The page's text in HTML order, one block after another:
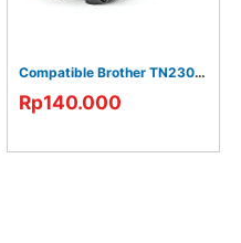
Compatible Brother TN2306 TN2356
Rp140.000